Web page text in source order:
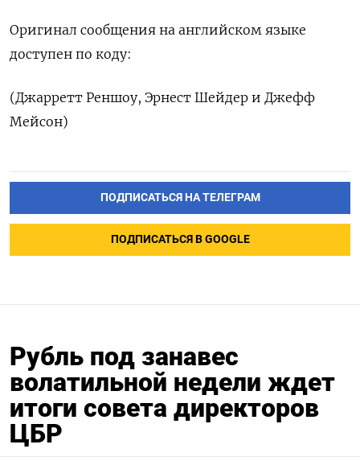
Оригинал сообщения на английском языке
доступен по коду:
(Джарретт Реншоу, Эрнест Шейдер и Джефф
Мейсон)
ПОДПИСАТЬСЯ НА ТЕЛЕГРАМ
ПОДПИСАТЬСЯ В GOOGLE
Рубль под занавес
волатильной недели ждет
итоги совета директоров
ЦБР